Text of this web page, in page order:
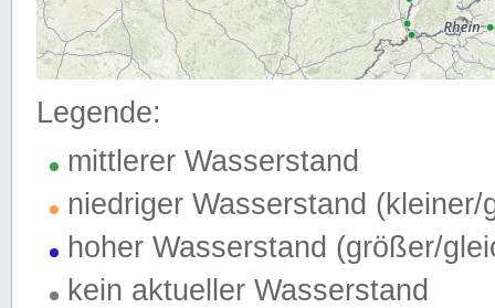
Legende:
mittlerer Wasserstand
niedriger Wasserstand (kleiner/
hoher Wasserstand (größer/
kein aktueller Wasserstand